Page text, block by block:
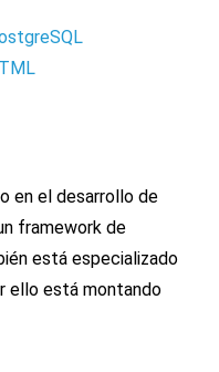
en el desarrollo de
framework de
está especializado
ello está montando